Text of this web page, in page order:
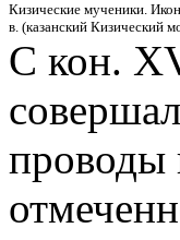
Кизические мученики.
в. (казанский Кизический
С кон.
проводы